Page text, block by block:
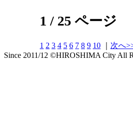
1 / 25 ページ
1 2 3 4 5 6 7 8 9 10
次へ
Since 2011/12 ©HIROSHIMA City All